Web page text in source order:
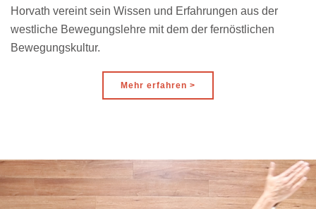
Horvath vereint sein Wissen und Erfahrungen aus der
westliche Bewegungslehre mit dem der fernöstlichen
Bewegungskultur.
Mehr erfahren >